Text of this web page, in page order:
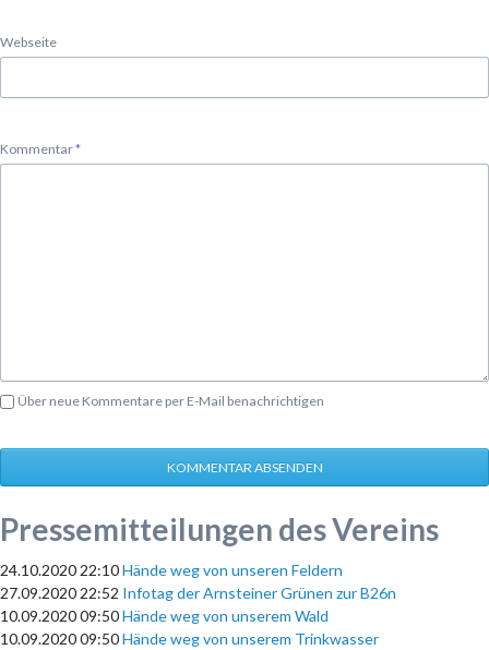
Webseite
Pflichtfeld
Kommentar*
Über neue Kommentare per E-Mail benachrichtigen
KOMMENTAR ABSENDEN
Pressemitteilungen des Vereins
24.10.2020 22:10Hände weg von unseren Feldern
27.09.2020 22:52 Infotag der Arnsteiner Grünen zur B26n
10.09.2020 09:50Hände weg von unserem Wald
10.09.2020 09:50Hände weg von unserem Trinkwasser